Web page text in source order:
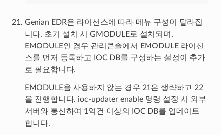
Genian EDR은 라이선스에 따라 메뉴 구성이 달라집
니다. 초기 설치 시 GMODULE로 설치되며,
EMODULE인 경우 관리콘솔에서 EMODULE 라이선
스를 먼저 등록하고 IOC DB를 구성하는 설정이 추가
로 필요합니다.
EMODULE을 사용하지 않는 경우 21은 생략하고 22
을 진행합니다. ioc-updater enable 명령 설정 시 외부
서버와 통신하여 1억건 이상의 IOC DB를 업데이트
합니다.